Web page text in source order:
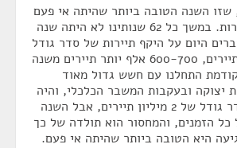
שזו השנה הטובה ביותר שהיתה אי פעם
במדינת ישראל לתיירות. במשך כל 62 שנותינו לא היתה שנה
היום על היקף תיירות של סדר גודל
של 3.3-3.4 מיליון תיירים, 600-700 אלף יותר תיירים משנה
התחלנו עם חשש גדול מאוד
יצוקה ובעקבות המשבר הכלכלי, והיה
חשש שנעמוד על סדר גודל של 2 מיליון תיירים, אבל השנה
הזמנים, והמחסור הוא תולדה של כך
היא הטובה ביותר שהיתה אי פעם.